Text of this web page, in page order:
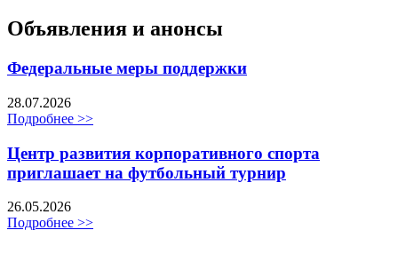
Объявления и анонсы
Федеральные меры поддержки
28.07.2026
Подробнее >>
Центр развития корпоративного спорта
приглашает на футбольный турнир
26.05.2026
Подробнее >>